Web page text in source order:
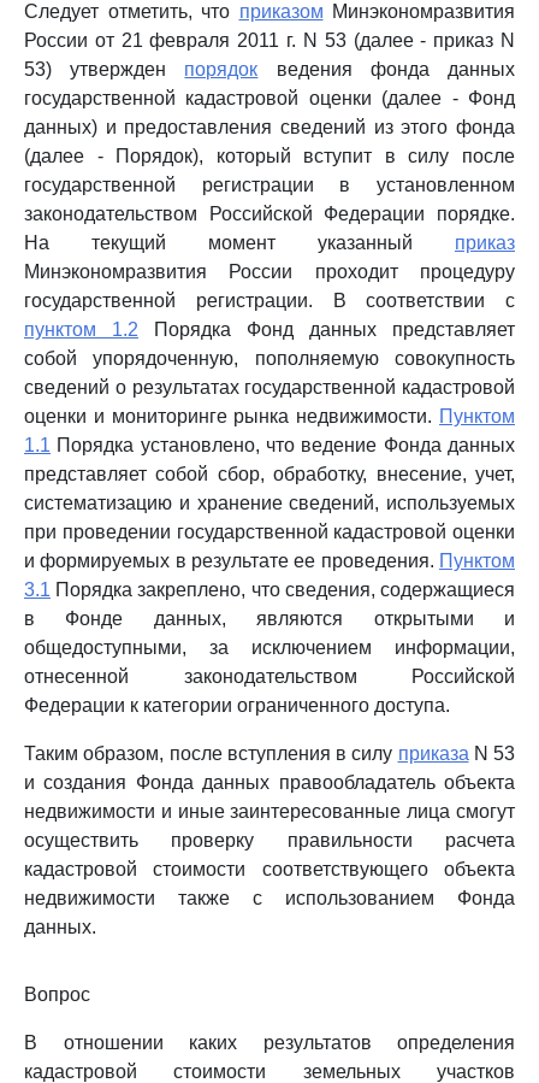
Следует отметить, что приказом Минэкономразвития
России от 21 февраля 2011 г. N 53 (далее - приказ N
53) утвержден порядок ведения фонда данных
государственной кадастровой оценки (далее - Фонд
данных) и предоставления сведений из этого фонда
(далее - Порядок), который вступит в силу после
государственной регистрации в установленном
законодательством Российской Федерации порядке.
На текущий момент указанный приказ
Минэкономразвития России проходит процедуру
государственной регистрации. В соответствии с
пунктом 1.2 Порядка Фонд данных представляет
собой упорядоченную, пополняемую совокупность
сведений о результатах государственной кадастровой
оценки и мониторинге рынка недвижимости. Пунктом
1.1 Порядка установлено, что ведение Фонда данных
представляет собой сбор, обработку, внесение, учет,
систематизацию и хранение сведений, используемых
при проведении государственной кадастровой оценки
и формируемых в результате ее проведения. Пунктом
3.1 Порядка закреплено, что сведения, содержащиеся
в Фонде данных, являются открытыми и
общедоступными, за исключением информации,
отнесенной законодательством Российской
Федерации к категории ограниченного доступа.
Таким образом, после вступления в силу приказа N 53
и создания Фонда данных правообладатель объекта
недвижимости и иные заинтересованные лица смогут
осуществить проверку правильности расчета
кадастровой стоимости соответствующего объекта
недвижимости также с использованием Фонда
данных.
Вопрос
В отношении каких результатов определения
кадастровой стоимости земельных участков